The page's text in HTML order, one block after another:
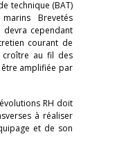
technique (BAT)
Brevetés
devra cependant
courant de
croître au fil des
amplifiée par
RH doit
à réaliser
et de son